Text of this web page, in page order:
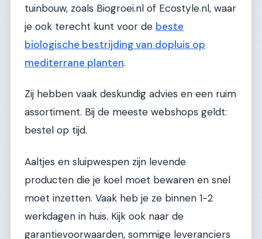
tuinbouw, zoals Biogroei.nl of Ecostyle.nl, waar
je ook terecht kunt voor de beste
biologische bestrijding van dopluis op
mediterrane planten.
Zij hebben vaak deskundig advies en een ruim
assortiment. Bij de meeste webshops geldt:
bestel op tijd.
Aaltjes en sluipwespen zijn levende
producten die je koel moet bewaren en snel
moet inzetten. Vaak heb je ze binnen 1-2
werkdagen in huis. Kijk ook naar de
garantievoorwaarden, sommige leveranciers